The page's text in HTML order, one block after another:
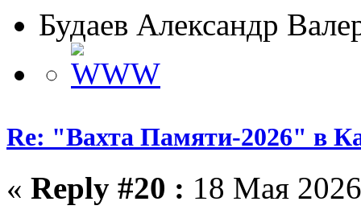
Будаев Александр
Re: "Вахта Памяти-2026" в
« Reply #20 : 18 Мая